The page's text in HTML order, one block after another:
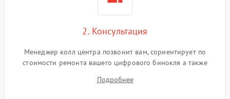
2. Консультация
Менеджер колл центра позвонит вам, сориентирует по
стоимости ремонта вашего цифрового бинокля а также
Подробнее